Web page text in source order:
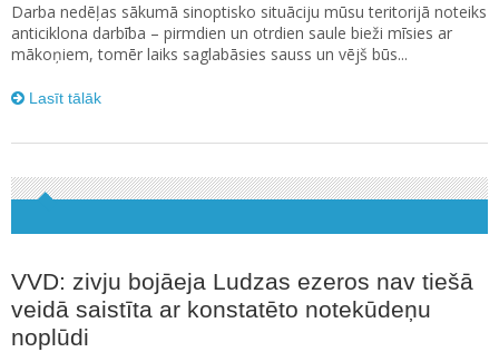
Darba nedēļas sākumā sinoptisko situāciju mūsu teritorijā noteiks
anticiklona darbība – pirmdien un otrdien saule bieži mīsies ar
mākoņiem, tomēr laiks saglabāsies sauss un vējš būs...
Lasīt tālāk
VVD: zivju bojāeja Ludzas ezeros nav tiešā
veidā saistīta ar konstatēto notekūdeņu
noplūdi